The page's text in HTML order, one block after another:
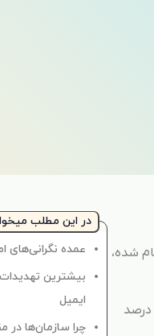
شده،
که در سال ۲۰۱۸ میلادی در مورد “افشا اطلاعات” توسط موسسه Verizon انجام شد، مشخص گردید که در 96 درصد
در این مطلب
عمده نگرانی‌های
بیشترین
ایمیل
چرا سازمان‌ها در